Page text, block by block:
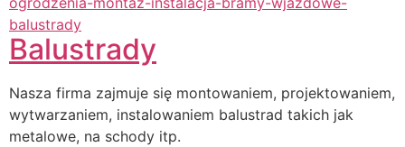
Balustrady
Nasza firma zajmuje się montowaniem, projektowaniem,
wytwarzaniem, instalowaniem balustrad takich jak
metalowe, na schody itp.